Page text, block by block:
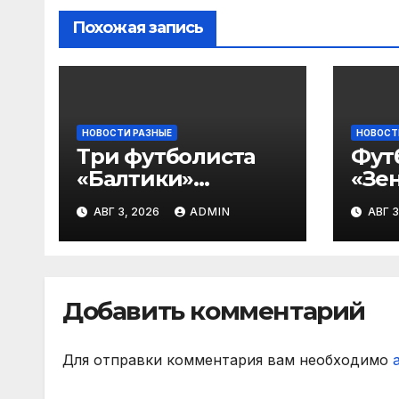
Похожая запись
НОВОСТИ РАЗНЫЕ
Три футболиста
«Балтики»
включены в
символическую
сборную 2‑го тура
МАТЧ ПРЕМЬЕР
АВГ 3, 2026 ADMIN
«Не
— в
АВГ
Добавить комментарий
Для отправки комментария вам необходимо